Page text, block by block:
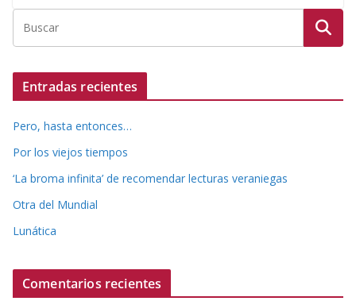
Entradas recientes
Pero, hasta entonces…
Por los viejos tiempos
‘La broma infinita’ de recomendar lecturas veraniegas
Otra del Mundial
Lunática
Comentarios recientes